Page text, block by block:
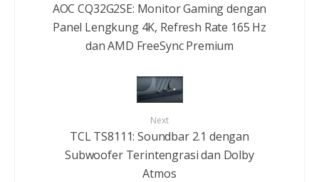
AOC CQ32G2SE: Monitor Gaming dengan
Panel Lengkung 4K, Refresh Rate 165 Hz
dan AMD FreeSync Premium
Next
TCL TS8111: Soundbar 2.1 dengan
Subwoofer Terintengrasi dan Dolby
Atmos